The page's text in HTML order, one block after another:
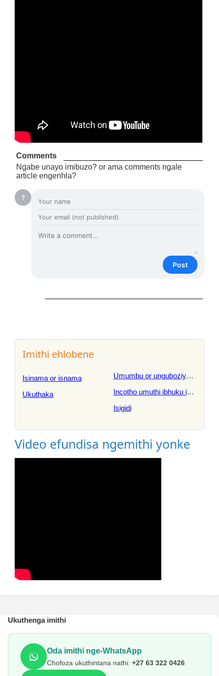
Comments
Ngabe unayo imibuzo? or ama comments ngale
article engenhla?
?
Post
Imithi ehlobene
Isinama or isnama
Ukuthaka
Umumbu or unguboziyeweni
Incotho umuthi ibhuku incwadi
Isigidi
Video efundisa ngemithi yonke
Ukuthenga imithi
Oda imithi nge-WhatsApp
Chofoza ukuthintana nathi: +27 63 322 0426